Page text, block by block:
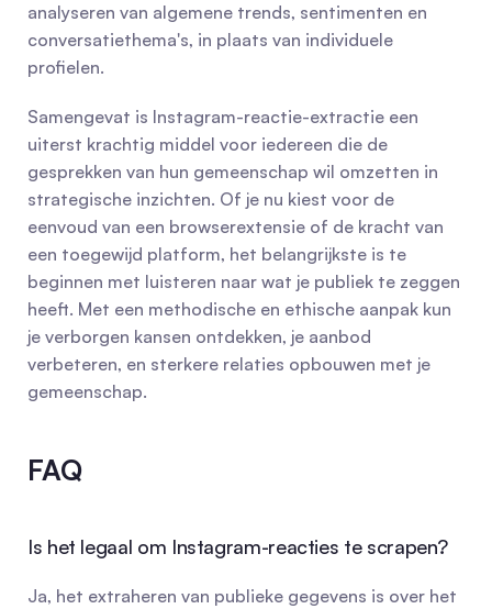
analyseren van algemene trends, sentimenten en
conversatiethema's, in plaats van individuele
profielen.
Samengevat is Instagram-reactie-extractie een
uiterst krachtig middel voor iedereen die de
gesprekken van hun gemeenschap wil omzetten in
strategische inzichten. Of je nu kiest voor de
eenvoud van een browserextensie of de kracht van
een toegewijd platform, het belangrijkste is te
beginnen met luisteren naar wat je publiek te zeggen
heeft. Met een methodische en ethische aanpak kun
je verborgen kansen ontdekken, je aanbod
verbeteren, en sterkere relaties opbouwen met je
gemeenschap.
FAQ
Is het legaal om Instagram-reacties te scrapen?
Ja, het extraheren van publieke gegevens is over het